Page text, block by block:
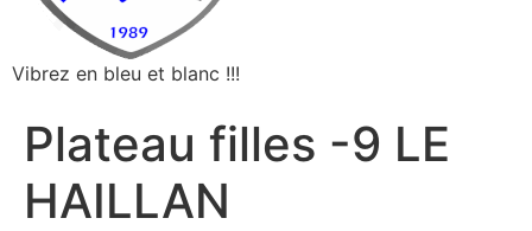
Vibrez en bleu et blanc !!!
Plateau filles -9 LE
HAILLAN